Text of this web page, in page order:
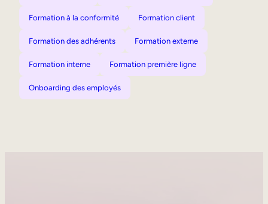
Formation à la conformité Formation client
Formation des adhérents Formation externe
Formation interne Formation première ligne
Onboarding des employés